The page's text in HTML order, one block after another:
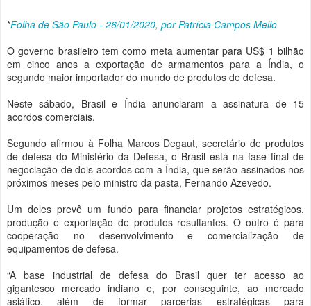
*Folha de São Paulo - 26/01/2020, por Patrícia Campos Mello
O governo brasileiro tem como meta aumentar para US$ 1 bilhão
em cinco anos a exportação de armamentos para a Índia, o
segundo maior importador do mundo de produtos de defesa.
Neste sábado, Brasil e Índia anunciaram a assinatura de 15
acordos comerciais.
Segundo afirmou à Folha Marcos Degaut, secretário de produtos
de defesa do Ministério da Defesa, o Brasil está na fase final de
negociação de dois acordos com a Índia, que serão assinados nos
próximos meses pelo ministro da pasta, Fernando Azevedo.
Um deles prevê um fundo para financiar projetos estratégicos,
produção e exportação de produtos resultantes. O outro é para
cooperação no desenvolvimento e comercialização de
equipamentos de defesa.
“A base industrial de defesa do Brasil quer ter acesso ao
gigantesco mercado indiano e, por conseguinte, ao mercado
asiático, além de formar parcerias estratégicas para